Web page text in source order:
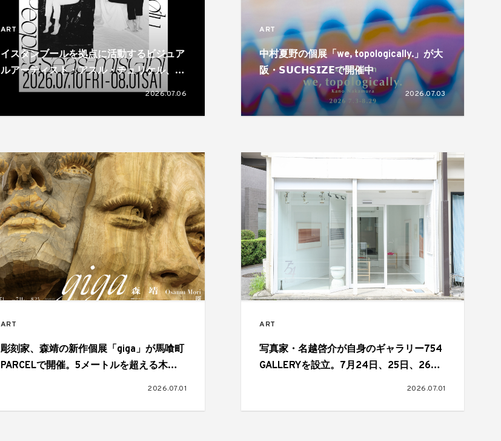
ART
イスタンブールを拠点に活動するビジュア
ルアーティスト・アスル・チュリケル、フ
ェリット・カティポールのデュオ展が開催
2026.07.06
ART
中村夏野の個展「we, topologically.」が大
阪・𝗦𝗨𝗖𝗛𝗦𝗜𝗭𝗘で開催中
2026.07.03
ART
彫刻家、森靖の新作個展「giga」が馬喰町
PARCELで開催。5メートルを超える木彫
2026.07.01
ART
写真家・名越啓介が自身のギャラリー754
GALLERYを設立。7月24日、25日、26日
2026.07.01